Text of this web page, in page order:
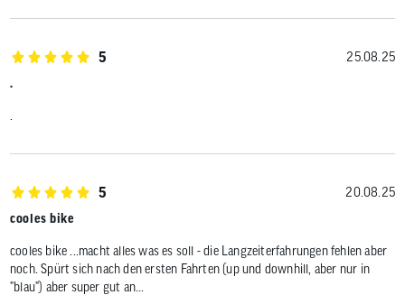
5
25.08.25
.
5
20.08.25
cooles bike
cooles bike ...macht alles was es soll - die Langzeiterfahrungen fehlen aber
noch. Spürt sich nach den ersten Fahrten (up und downhill, aber nur in
"blau") aber super gut an...